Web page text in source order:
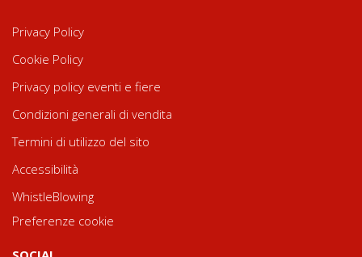
Privacy Policy
Cookie Policy
Privacy policy eventi e fiere
Condizioni generali di vendita
Termini di utilizzo del sito
Accessibilità
WhistleBlowing
Preferenze cookie